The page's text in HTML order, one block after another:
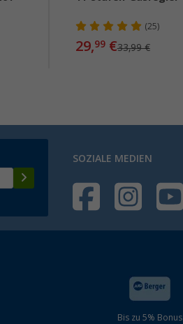
(25)
29,99€33,99 €
SOZIALE MEDIEN
Bis zu 5% Bonus